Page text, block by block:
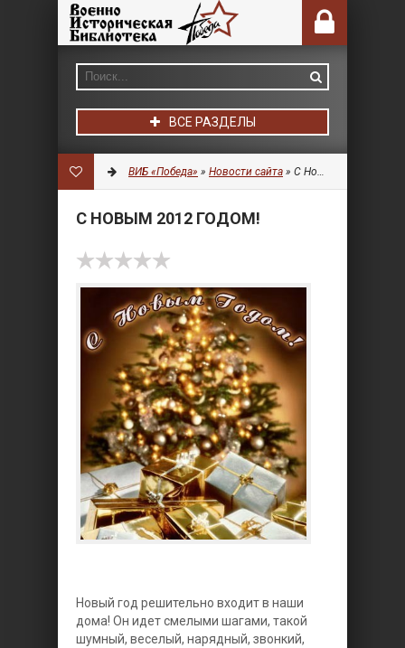
ВСЕ РАЗДЕЛЫ
ВИБ «Победа» » Новости сайта » С Новым 2012 годом!
С НОВЫМ 2012 ГОДОМ!
Новый год решительно входит в наши
дома! Он идет смелыми шагами, такой
шумный, веселый, нарядный, звонкий,